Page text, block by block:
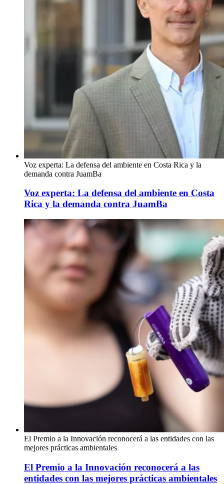
Voz experta: La defensa del ambiente en Costa Rica y la
demanda contra JuamBa
Voz experta: La defensa del ambiente en Costa
Rica y la demanda contra JuamBa
El Premio a la Innovación reconocerá a las entidades con las
mejores prácticas ambientales
El Premio a la Innovación reconocerá a las
entidades con las mejores prácticas ambientales